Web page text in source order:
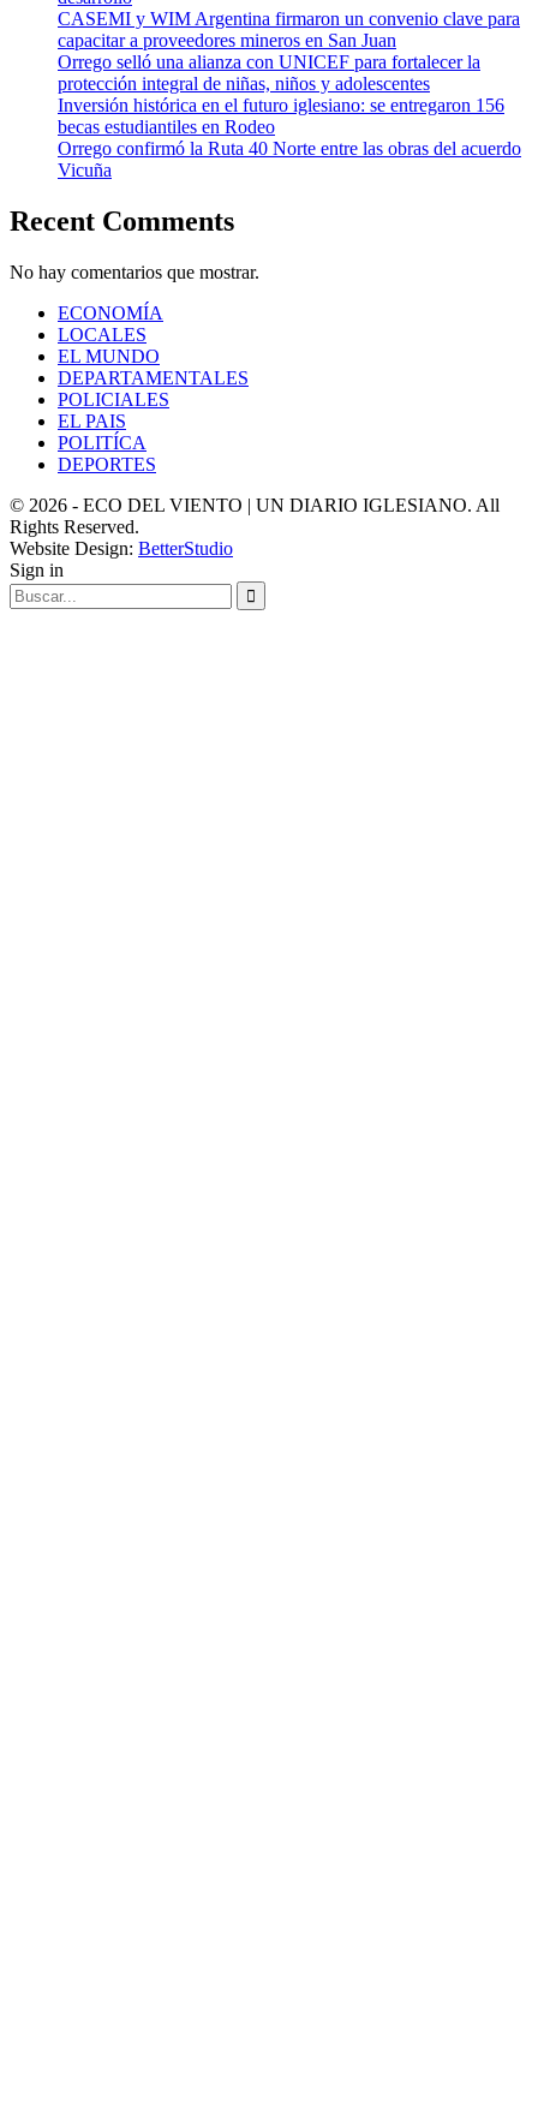
CASEMI y WIM Argentina firmaron un convenio clave para
capacitar a proveedores mineros en San Juan
Orrego selló una alianza con UNICEF para fortalecer la
protección integral de niñas, niños y adolescentes
Inversión histórica en el futuro iglesiano: se entregaron 156
becas estudiantiles en Rodeo
Orrego confirmó la Ruta 40 Norte entre las obras del acuerdo
Vicuña
Recent Comments
No hay comentarios que mostrar.
ECONOMÍA
LOCALES
EL MUNDO
DEPARTAMENTALES
POLICIALES
EL PAIS
POLITÍCA
DEPORTES
© 2026 - ECO DEL VIENTO | UN DIARIO IGLESIANO. All
Rights Reserved.
Website Design: BetterStudio
Sign in